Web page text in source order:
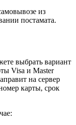
из
постамата.
выбрать вариант
Visa и Master
на сервер
карты, срок